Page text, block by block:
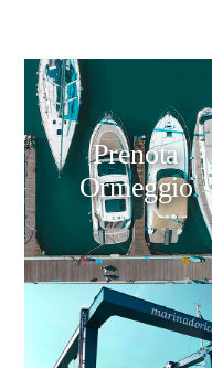
Prenota
Ormeggio